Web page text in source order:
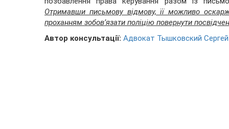
Отримавши письмову відмову, її можливо
проханням зобов’язати поліцію повернути
Автор консультації: Адвокат Тышковский